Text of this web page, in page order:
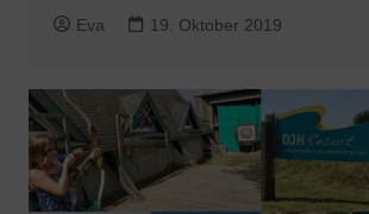
Eva 19. Oktober 2019